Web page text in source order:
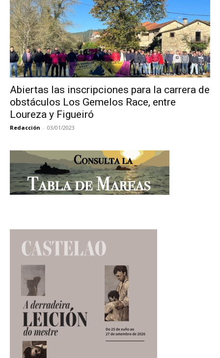
Abiertas las inscripciones para la carrera de
obstáculos Los Gemelos Race, entre
Loureza y Figueiró
Redacción - 03/01/2023